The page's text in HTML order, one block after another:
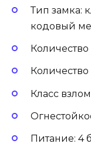
Тип замка:
кодовый
Количество
Класс
Питание: 4